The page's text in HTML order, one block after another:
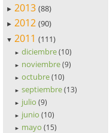
► 2013 (88)
► 2012 (90)
▼ 2011 (111)
► diciembre (10)
► noviembre (9)
► octubre (10)
► septiembre (13)
► julio (9)
► junio (10)
► mayo (15)